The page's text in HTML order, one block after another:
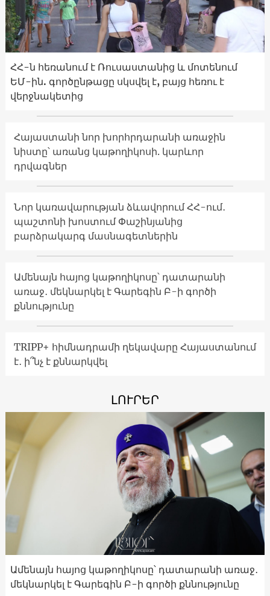
ՀՀ-ն հեռանում է Ռուսաստանից և մոտենում
ԵՄ-ին. գործընթացը սկսվել է, բայց հեռու է
վերջնակետից
Հայաստանի նոր խորհրդարանի առաջին
նիստը՝ առանց կաթողիկոսի. կարևոր
դրվագներ
Նոր կառավարության ձևավորում ՀՀ-ում․
պաշտոնի խոստում Փաշինյանից
բարձրակարգ մասնագետներին
Ամենայն հայոց կաթողիկոսը՝ դատարանի
առաջ․ մեկնարկել է Գարեգին Բ-ի գործի
քննությունը
TRIPP+ հիմնադրամի ղեկավարը Հայաստանում
է․ ի՞նչ է քննարկվել
ԼՈՒՐԵՐ
Ամենայն հայոց կաթողիկոսը՝ դատարանի առաջ․
մեկնարկել է Գարեգին Բ-ի գործի քննությունը